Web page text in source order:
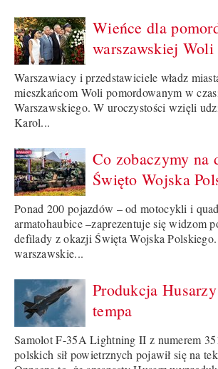
Wieńce dla
warszawskiej Woli
Warszawiacy i przedstawiciele władz
mieszkańcom Woli pomordowanym w
Warszawskiego. W uroczystości wzięli
Karol...
Co zobaczymy na
Święto Wojska
Ponad 200 pojazdów – od motocykli i
armatohaubice –zaprezentuje się widzom
defilady z okazji Święta Wojska
warszawskie...
Produkcja
tempa
Samolot F-35A Lightning II z numerem
polskich sił powietrznych pojawił się na